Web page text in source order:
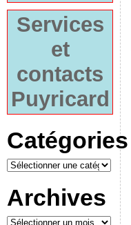
Services
et
contacts
Puyricard
Catégories
Archives